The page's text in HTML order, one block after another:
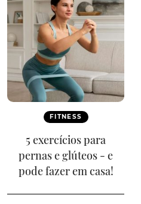
FITNESS
5 exercícios para
pernas e glúteos - e
pode fazer em casa!